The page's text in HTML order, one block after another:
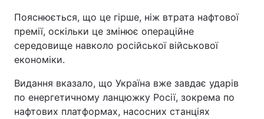
Пояснюється, що це гірше, ніж втрата нафтової
премії, оскільки це змінює операційне
середовище навколо російської військової
економіки.
Видання вказало, що Україна вже завдає ударів
по енергетичному ланцюжку Росії, зокрема по
нафтових платформах, насосних станціях